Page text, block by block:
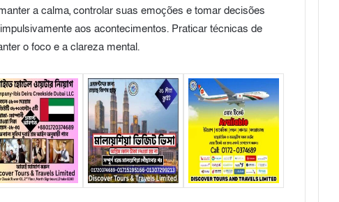
a calma, controlar suas emoções e tomar decisões
aos acontecimentos. Praticar técnicas de
o foco e a clareza mental.